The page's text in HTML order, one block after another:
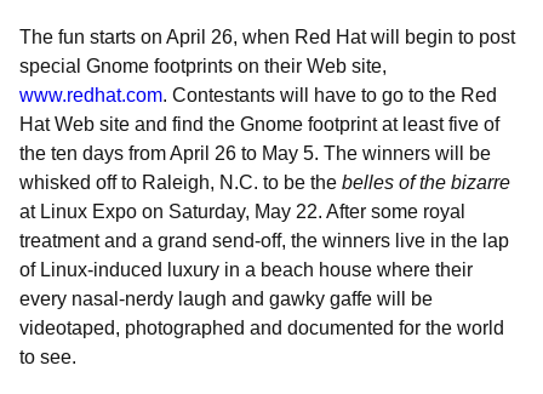
The fun starts on April 26, when Red Hat will begin to post
special Gnome footprints on their Web site,
www.redhat.com. Contestants will have to go to the Red
Hat Web site and find the Gnome footprint at least five of
the ten days from April 26 to May 5. The winners will be
whisked off to Raleigh, N.C. to be the belles of the bizarre
at Linux Expo on Saturday, May 22. After some royal
treatment and a grand send-off, the winners live in the lap
of Linux-induced luxury in a beach house where their
every nasal-nerdy laugh and gawky gaffe will be
videotaped, photographed and documented for the world
to see.